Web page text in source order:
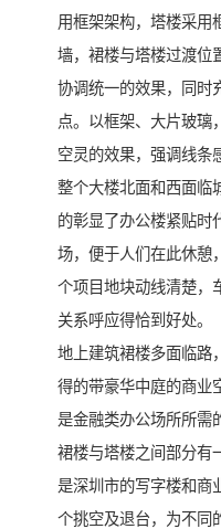
用框架架构，塔楼采用
墙，裙楼与塔楼过渡位
协调统一的效果，同时
点。以框架、大片玻璃
空灵的效果，强调线条
整个大楼北面和西面临
的彰显了办公楼紧贴时
场，便于人们在此休憩
个项目地块动线清楚，
关系呼应得恰到好处。
地上建筑裙楼多面临路
得的带豪华中庭的商业
是金融类办公场所所需
裙楼与塔楼之间部分有
是深圳市的写字楼和商
个挑空及退台，为不同